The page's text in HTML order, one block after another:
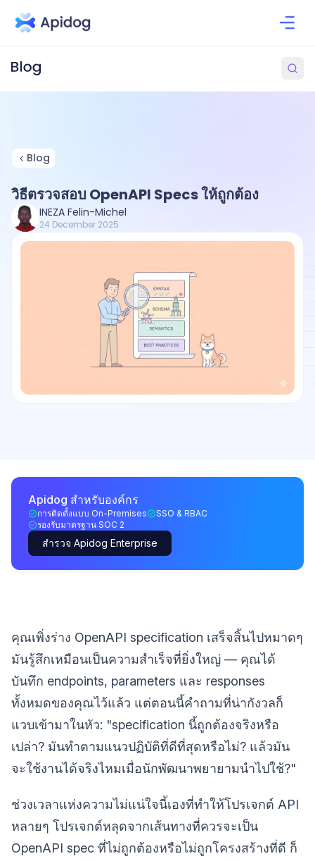
Blog
วิธีตรวจสอบ OpenAPI Specs ให้ถูกต้อง
INEZA Felin-Michel
24 December 2025
Apidog สำหรับองค์กร
การติดตั้งแบบ On-Premises
SSO & RBAC
รองรับมาตรฐาน SOC 2
สำรวจ Apidog Enterprise
คุณเพิ่งร่าง OpenAPI specification เสร็จสิ้นไปหมาดๆ
มันรู้สึกเหมือนเป็นความสำเร็จที่ยิ่งใหญ่ — คุณได้
บันทึก endpoints, parameters และ responses
ทั้งหมดของคุณไว้แล้ว แต่ตอนนี้คำถามที่น่ากังวลก็
แวบเข้ามาในหัว: "specification นี้ถูกต้องจริงหรือ
เปล่า? มันทำตามแนวปฏิบัติที่ดีที่สุดหรือไม่? แล้วมัน
จะใช้งานได้จริงไหมเมื่อนักพัฒนาพยายามนำไปใช้?"
ช่วงเวลาแห่งความไม่แน่ใจนี้เองที่ทำให้โปรเจกต์ API
หลายๆ โปรเจกต์หลุดจากเส้นทางที่ควรจะเป็น
OpenAPI spec ที่ไม่ถูกต้องหรือไม่ถูกโครงสร้างที่ดี ก็